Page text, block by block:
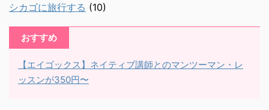
シカゴに旅行する (10)
おすすめ
【エイゴックス】ネイティブ講師とのマンツーマン・レ
ッスンが350円〜